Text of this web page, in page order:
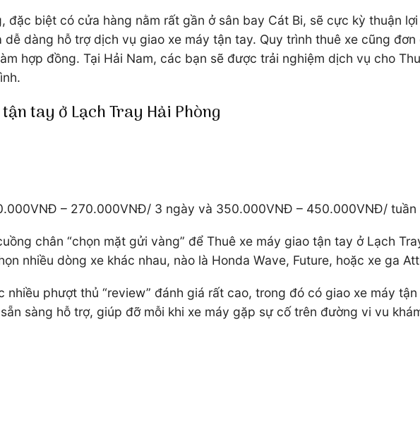
đặc biệt có cửa hàng nằm rất gần ở sân bay Cát Bi, sẽ cực kỳ thuận
dàng hỗ trợ dịch vụ giao xe máy tận tay. Quy trình thuê xe cũng
hợp đồng. Tại Hải Nam, các bạn sẽ được trải nghiệm dịch vụ cho
tay ở Lạch Tray Hải Phòng
– 270.000VNĐ/ 3 ngày và 350.000VNĐ – 450.000VNĐ/ tuần
chân “chọn mặt gửi vàng” để Thuê xe máy giao tận tay ở Lạch
nhiều dòng xe khác nhau, nào là Honda Wave, Future, hoặc xe ga
phượt thủ “review” đánh giá rất cao, trong đó có giao xe máy
sàng hỗ trợ, giúp đỡ mỗi khi xe máy gặp sự cố trên đường vi vu